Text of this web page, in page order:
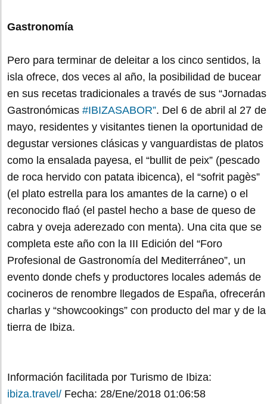
Gastronomía
Pero para terminar de deleitar a los cinco sentidos, la
isla ofrece, dos veces al año, la posibilidad de bucear
en sus recetas tradicionales a través de sus “Jornadas
Gastronómicas #IBIZASABOR”. Del 6 de abril al 27 de
mayo, residentes y visitantes tienen la oportunidad de
degustar versiones clásicas y vanguardistas de platos
como la ensalada payesa, el “bullit de peix” (pescado
de roca hervido con patata ibicenca), el “sofrit pagès”
(el plato estrella para los amantes de la carne) o el
reconocido flaó (el pastel hecho a base de queso de
cabra y oveja aderezado con menta). Una cita que se
completa este año con la III Edición del “Foro
Profesional de Gastronomía del Mediterráneo”, un
evento donde chefs y productores locales además de
cocineros de renombre llegados de España, ofrecerán
charlas y “showcookings” con producto del mar y de la
tierra de Ibiza.
Información facilitada por Turismo de Ibiza:
ibiza.travel/ Fecha: 28/Ene/2018 01:06:58